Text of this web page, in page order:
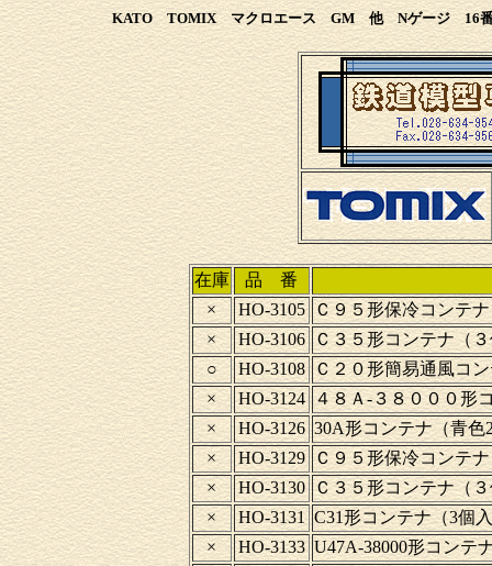
KATO TOMIX マクロエース GM 他 Nゲージ 16番
在庫
品 番
×
HO-3105 Ｃ９５形保冷コンテ
×
HO-3106
Ｃ３５形コンテナ（
○
HO-3108 Ｃ２０形簡易通風コ
×
HO-3124 ４８Ａ-３８０００形
×
HO-3126 30A形コンテナ（青色
×
HO-3129 Ｃ９５形保冷コンテ
×
HO-3130 Ｃ３５形コンテナ（
×
HO-3131 C31形コンテナ（3個
×
HO-3133 U47A-38000形コンテ